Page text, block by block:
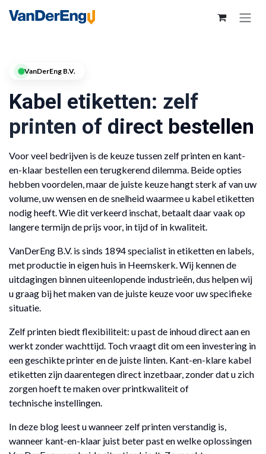
VanDerEng B.V.
Kabel etiketten: zelf
printen of direct bestellen
Voor veel bedrijven is de keuze tussen zelf printen en kant-
en-klaar bestellen een terugkerend dilemma. Beide opties
hebben voordelen, maar de juiste keuze hangt sterk af van uw
volume, uw wensen en de snelheid waarmee u kabel etiketten
nodig heeft. Wie dit verkeerd inschat, betaalt daar vaak op
langere termijn de prijs voor, in tijd of in kwaliteit.
VanDerEng B.V. is sinds 1894 specialist in etiketten en labels,
met productie in eigen huis in Heemskerk. Wij kennen de
uitdagingen binnen uiteenlopende industrieën, dus helpen wij
u graag bij het maken van de juiste keuze voor uw specifieke
situatie.
Zelf printen biedt flexibiliteit: u past de inhoud direct aan en
werkt zonder wachttijd. Toch vraagt dit om een investering in
een geschikte printer en de juiste linten. Kant-en-klare kabel
etiketten zijn daarentegen direct inzetbaar, zonder dat u zich
zorgen hoeft te maken over printkwaliteit of
technische instellingen.
In deze blog leest u wanneer zelf printen verstandig is,
wanneer kant-en-klaar juist beter past en welke oplossingen